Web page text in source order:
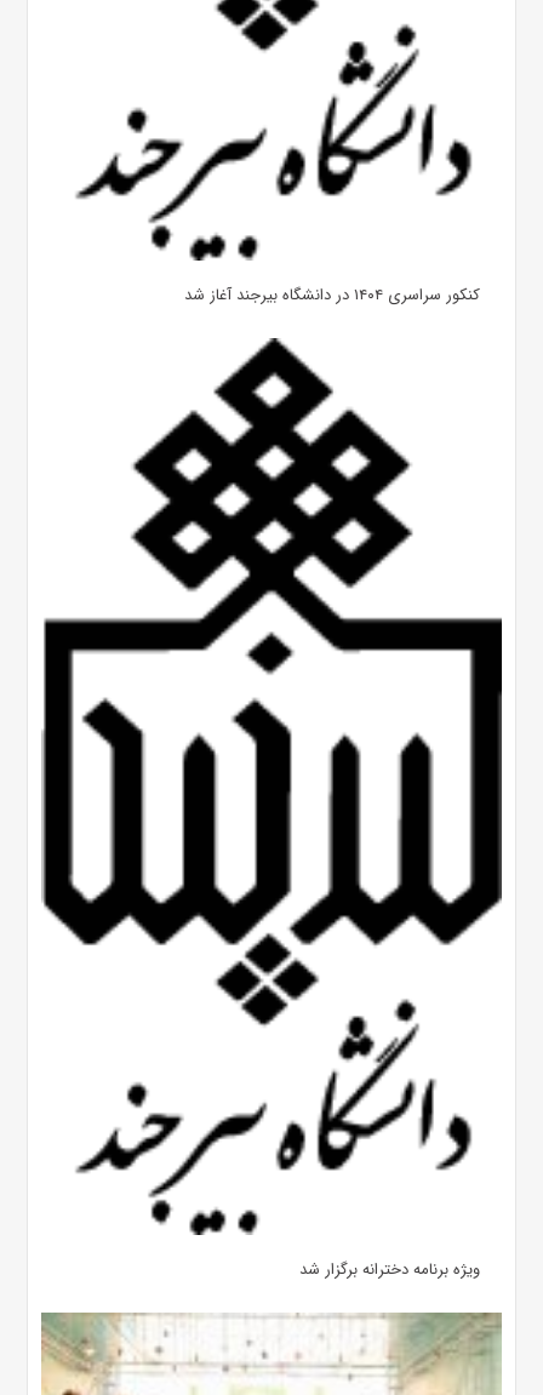
کنکور سراسری ۱۴۰۴ در دانشگاه بیرجند آغاز شد
ویژه برنامه دخترانه برگزار شد